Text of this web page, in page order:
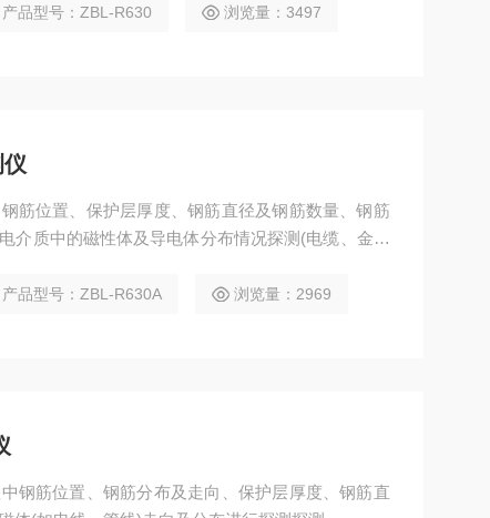
产品型号：ZBL-R630 浏览量：3497
筋位置、保护层厚度、钢筋直径及钢筋数量、钢筋
介质中的磁性体及导电体分布情况探测(电缆、金属
产品型号：ZBL-R630A 浏览量：2969
钢筋位置、钢筋分布及走向、保护层厚度、钢筋直